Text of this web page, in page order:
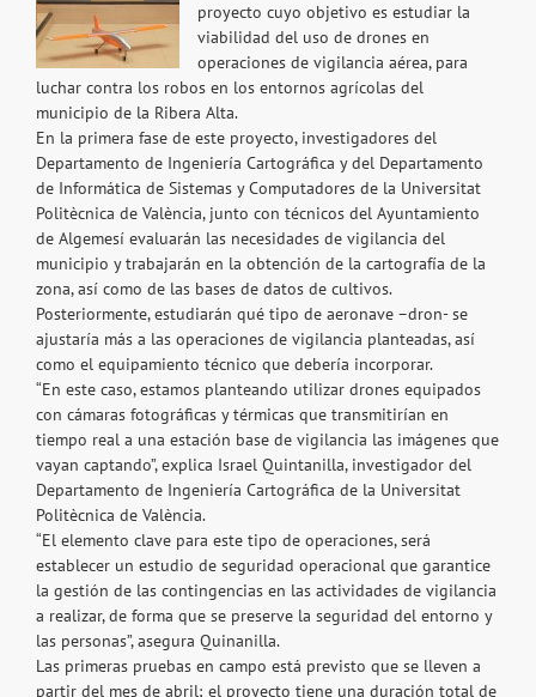
proyecto cuyo objetivo es estudiar la
viabilidad del uso de drones en
operaciones de vigilancia aérea, para
luchar contra los robos en los entornos agrícolas del
municipio de la Ribera Alta.
En la primera fase de este proyecto, investigadores del
Departamento de Ingeniería Cartográfica y del Departamento
de Informática de Sistemas y Computadores de la Universitat
Politècnica de València, junto con técnicos del Ayuntamiento
de Algemesí evaluarán las necesidades de vigilancia del
municipio y trabajarán en la obtención de la cartografía de la
zona, así como de las bases de datos de cultivos.
Posteriormente, estudiarán qué tipo de aeronave –dron- se
ajustaría más a las operaciones de vigilancia planteadas, así
como el equipamiento técnico que debería incorporar.
“En este caso, estamos planteando utilizar drones equipados
con cámaras fotográficas y térmicas que transmitirían en
tiempo real a una estación base de vigilancia las imágenes que
vayan captando”, explica Israel Quintanilla, investigador del
Departamento de Ingeniería Cartográfica de la Universitat
Politècnica de València.
“El elemento clave para este tipo de operaciones, será
establecer un estudio de seguridad operacional que garantice
la gestión de las contingencias en las actividades de vigilancia
a realizar, de forma que se preserve la seguridad del entorno y
las personas”, asegura Quinanilla.
Las primeras pruebas en campo está previsto que se lleven a
partir del mes de abril; el proyecto tiene una duración total de